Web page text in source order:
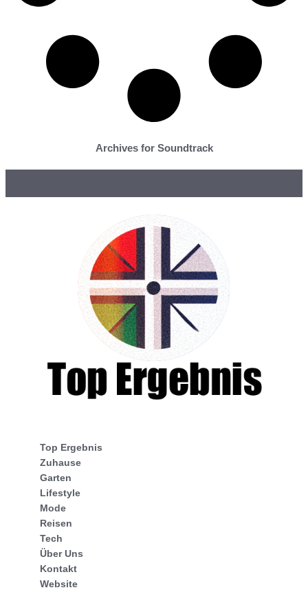
Archives for Soundtrack
Top Ergebnis
Zuhause
Garten
Lifestyle
Mode
Reisen
Tech
Über Uns
Kontakt
Website